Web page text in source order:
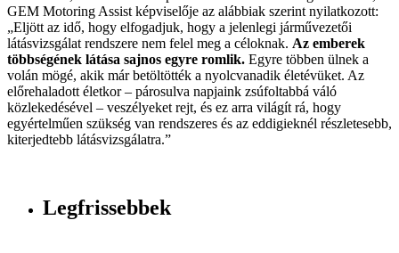
GEM Motoring Assist képviselője az alábbiak szerint nyilatkozott:
„Eljött az idő, hogy elfogadjuk, hogy a jelenlegi járművezetői
látásvizsgálat rendszere nem felel meg a céloknak. Az emberek
többségének látása sajnos egyre romlik. Egyre többen ülnek a
volán mögé, akik már betöltötték a nyolcvanadik életévüket. Az
előrehaladott életkor – párosulva napjaink zsúfoltabbá váló
közlekedésével – veszélyeket rejt, és ez arra világít rá, hogy
egyértelműen szükség van rendszeres és az eddigieknél részletesebb,
kiterjedtebb látásvizsgálatra.”
Legfrissebbek